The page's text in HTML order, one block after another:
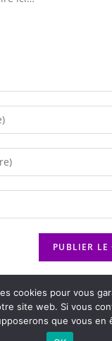
cookies pour vous
site web. Si vous
que vous en